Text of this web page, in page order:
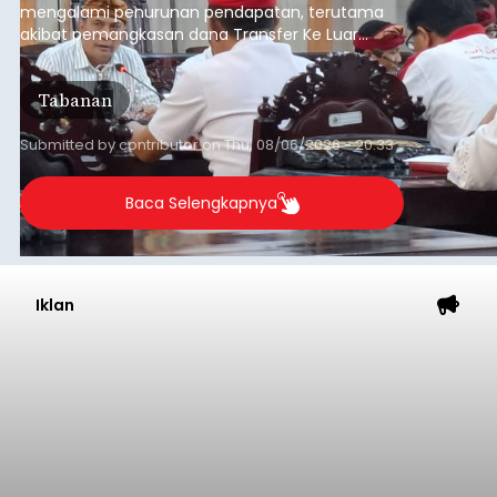
mengalami penurunan pendapatan, terutama
akibat pemangkasan dana Transfer Ke Luar
Daerah (TKD) dari pemerintah pusat.
Tabanan
Submitted bycontributoronThu, 08/06/2026 - 20:33
Baca Selengkapnya
Iklan